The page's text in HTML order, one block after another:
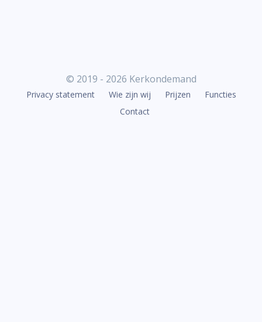
© 2019 - 2026 Kerkondemand
Privacy statement Wie zijn wij Prijzen
Functies
Contact